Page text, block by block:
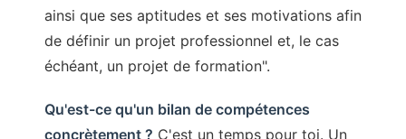
ainsi que ses aptitudes et ses motivations afin
de définir un projet professionnel et, le cas
échéant, un projet de formation".
Qu'est-ce qu'un bilan de compétences
concrètement ? C'est un temps pour toi. Un